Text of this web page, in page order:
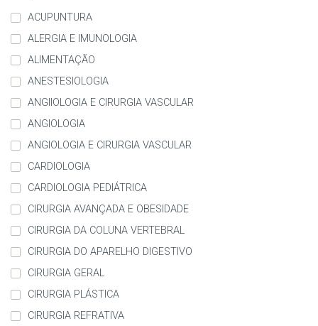
ACUPUNTURA
ALERGIA E IMUNOLOGIA
ALIMENTAÇÃO
ANESTESIOLOGIA
ANGIIOLOGIA E CIRURGIA VASCULAR
ANGIOLOGIA
ANGIOLOGIA E CIRURGIA VASCULAR
CARDIOLOGIA
CARDIOLOGIA PEDIÁTRICA
CIRURGIA AVANÇADA E OBESIDADE
CIRURGIA DA COLUNA VERTEBRAL
CIRURGIA DO APARELHO DIGESTIVO
CIRURGIA GERAL
CIRURGIA PLÁSTICA
CIRURGIA REFRATIVA